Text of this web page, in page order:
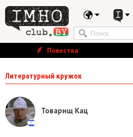
Повестка
Литературный кружок
Товарищ Кац